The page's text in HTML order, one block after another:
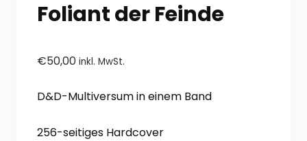
Foliant der Feinde
€50,00 inkl. MwSt.
D&D-Multiversum in einem Band
256-seitiges Hardcover